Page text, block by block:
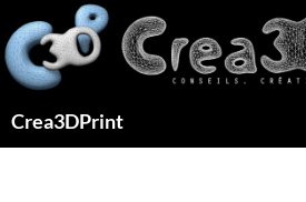
au
contenu
Crea3DPrint